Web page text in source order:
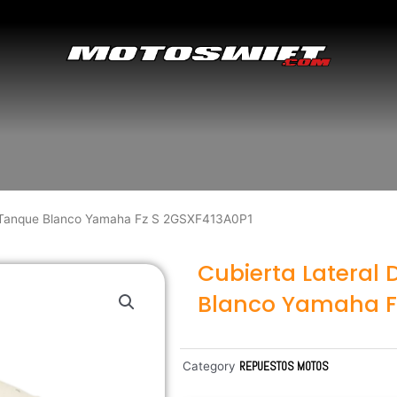
Blanco Yamaha Fz S 2GSXF413A0P1
Cubierta Lateral
Blanco Yamaha
Category REPUESTOS MOTOS